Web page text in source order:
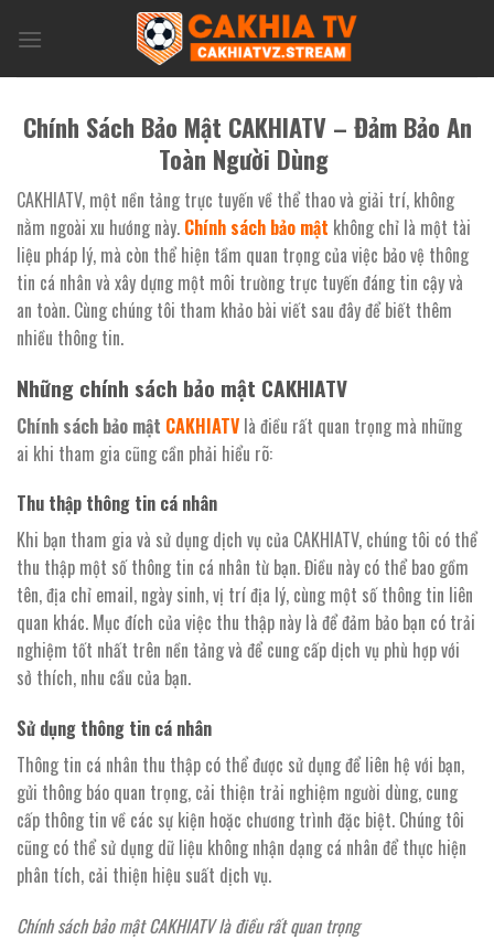
Chính Sách Bảo Mật CAKHIATV – Đảm Bảo An
Toàn Người Dùng
CAKHIATV, một nền tảng trực tuyến về thể thao và giải trí, không
nằm ngoài xu hướng này. Chính sách bảo mật không chỉ là một tài
liệu pháp lý, mà còn thể hiện tầm quan trọng của việc bảo vệ thông
tin cá nhân và xây dựng một môi trường trực tuyến đáng tin cậy và
an toàn. Cùng chúng tôi tham khảo bài viết sau đây để biết thêm
nhiều thông tin.
Những chính sách bảo mật CAKHIATV
Chính sách bảo mật CAKHIATV là điều rất quan trọng mà những
ai khi tham gia cũng cần phải hiểu rõ:
Thu thập thông tin cá nhân
Khi bạn tham gia và sử dụng dịch vụ của CAKHIATV, chúng tôi có thể
thu thập một số thông tin cá nhân từ bạn. Điều này có thể bao gồm
tên, địa chỉ email, ngày sinh, vị trí địa lý, cùng một số thông tin liên
quan khác. Mục đích của việc thu thập này là để đảm bảo bạn có trải
nghiệm tốt nhất trên nền tảng và để cung cấp dịch vụ phù hợp với
sở thích, nhu cầu của bạn.
Sử dụng thông tin cá nhân
Thông tin cá nhân thu thập có thể được sử dụng để liên hệ với bạn,
gửi thông báo quan trọng, cải thiện trải nghiệm người dùng, cung
cấp thông tin về các sự kiện hoặc chương trình đặc biệt. Chúng tôi
cũng có thể sử dụng dữ liệu không nhận dạng cá nhân để thực hiện
phân tích, cải thiện hiệu suất dịch vụ.
Chính sách bảo mật CAKHIATV là điều rất quan trọng